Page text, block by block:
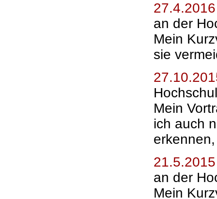
27.4.2016
an der
Mein
sie
Mein
ich auch
an der
Mein